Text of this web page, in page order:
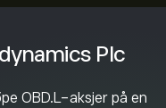
Plc
OBD.L-aksjer på en